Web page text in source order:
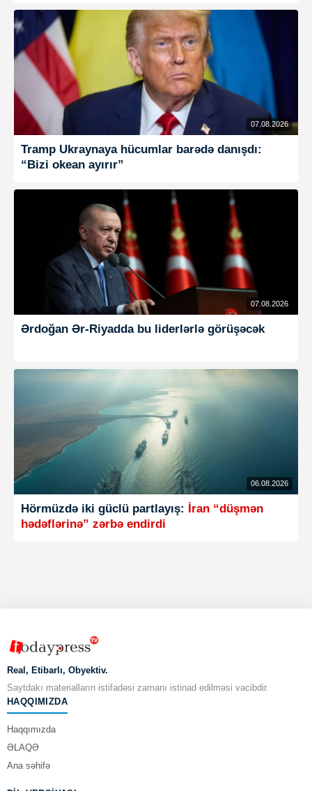
07.08.2026
Tramp Ukraynaya hücumlar barədə danışdı:
“Bizi okean ayırır”
07.08.2026
Ərdoğan Ər-Riyadda bu liderlərlə görüşəcək
06.08.2026
Hörmüzdə iki güclü partlayış: İran “düşmən
hədəflərinə” zərbə endirdi
Real, Etibarlı, Obyektiv.
Saytdakı materialların istifadəsi zamanı istinad edilməsi vacibdir.
HAQQIMIZDA
Haqqımızda
ƏLAQƏ
Ana səhifə